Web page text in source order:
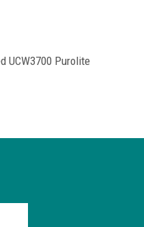
UCW3700 Purolite